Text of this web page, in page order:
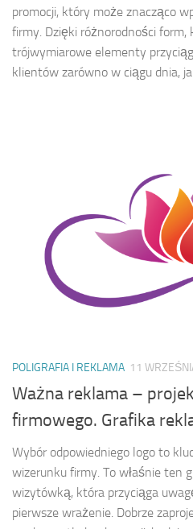
promocji, który może znacząco
firmy. Dzięki różnorodności form,
trójwymiarowe elementy
klientów zarówno w ciągu dnia,
POLIGRAFIA I REKLAMA 11
Ważna reklama –
firmowego. Grafika
Wybór odpowiedniego logo to
wizerunku firmy. To właśnie ten
wizytówką, która przyciąga
pierwsze wrażenie. Dobrze